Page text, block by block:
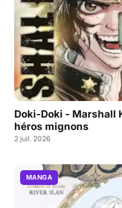
Doki-Doki - Marshall
héros mignons
2 juil. 2026
MANGA